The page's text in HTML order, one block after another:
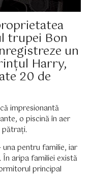
trupei Bon
un
Harry,
20 de
impresionantă
o piscină în aer
pătrați.
una pentru familie, iar
aripa familiei există
principal